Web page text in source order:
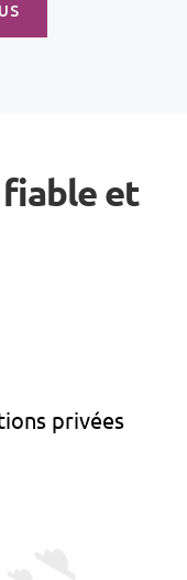
fiable et
privées